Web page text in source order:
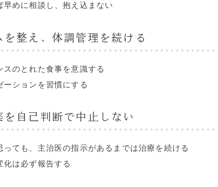
早めに相談し、抱え込まない
整え、体調管理を続ける
スのとれた食事を意識する
ーションを習慣にする
自己判断で中止しない
っても、主治医の指示があるまでは治療を続ける
化は必ず報告する